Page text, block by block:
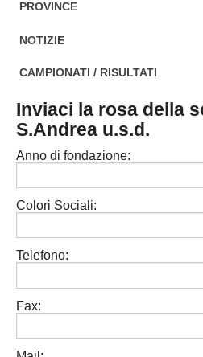
PROVINCE
EDIZIONE:
AREZZO
FIRENZE
GROSSETO
LIVORNO
LUCCA
PISA
NOTIZIE
NOTIZIE:
Societa' professionistiche
Le iniziative di TOSCANA GOL
Beach soccer
Rappresentative regionali e
Calcio femminile
CAMPIONATI / RISULTATI
Campionati :
Inviaci la rosa della
S.Andrea u.s.d.
Anno di fondazione:
Colori Sociali:
Telefono:
Fax: